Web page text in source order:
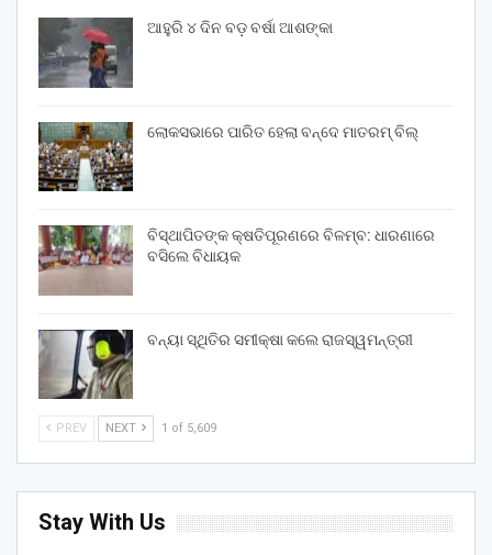
ଆହୁରି ୪ ଦିନ ବଡ଼ ବର୍ଷା ଆଶଙ୍କା
ଲୋକସଭାରେ ପାରିତ ହେଲା ବନ୍ଦେ ମାତରମ୍‌ ବିଲ୍‌
ବିସ୍ଥାପିତଙ୍କ କ୍ଷତିପୂରଣରେ ବିଳମ୍ବ: ଧାରଣାରେ
ବସିଲେ ବିଧାୟକ
ବନ୍ୟା ସ୍ଥିତିର ସମୀକ୍ଷା କଲେ ରାଜସ୍ୱମନ୍ତ୍ରୀ
PREV NEXT 1 of 5,609
Stay With Us